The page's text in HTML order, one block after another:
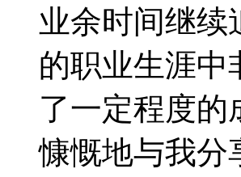
业余时间继续
的职业生涯中
了一定程度的
慷慨地与我分